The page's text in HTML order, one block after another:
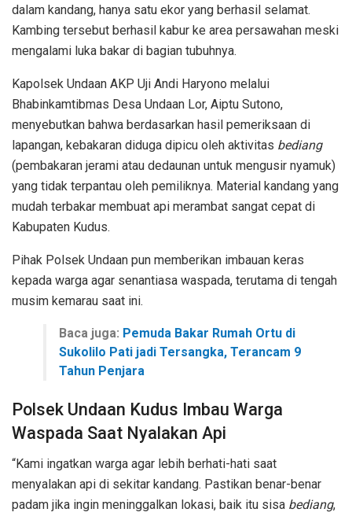
dalam kandang, hanya satu ekor yang berhasil selamat.
Kambing tersebut berhasil kabur ke area persawahan meski
mengalami luka bakar di bagian tubuhnya.
Kapolsek Undaan AKP Uji Andi Haryono melalui
Bhabinkamtibmas Desa Undaan Lor, Aiptu Sutono,
menyebutkan bahwa berdasarkan hasil pemeriksaan di
lapangan, kebakaran diduga dipicu oleh aktivitas bediang
(pembakaran jerami atau dedaunan untuk mengusir nyamuk)
yang tidak terpantau oleh pemiliknya. Material kandang yang
mudah terbakar membuat api merambat sangat cepat di
Kabupaten Kudus.
Pihak Polsek Undaan pun memberikan imbauan keras
kepada warga agar senantiasa waspada, terutama di tengah
musim kemarau saat ini.
Baca juga: Pemuda Bakar Rumah Ortu di
Sukolilo Pati jadi Tersangka, Terancam 9
Tahun Penjara
Polsek Undaan Kudus Imbau Warga
Waspada Saat Nyalakan Api
“Kami ingatkan warga agar lebih berhati-hati saat
menyalakan api di sekitar kandang. Pastikan benar-benar
padam jika ingin meninggalkan lokasi, baik itu sisa bediang,